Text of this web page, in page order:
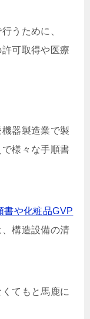
うために、
可取得や医療
器製造業で製
様々な手順書
書や化粧品GVP
、構造設備の清
てもと馬鹿に